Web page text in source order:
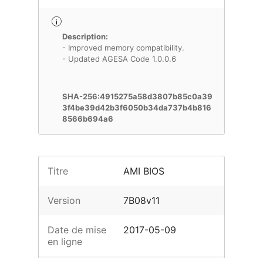
Description:
- Improved memory compatibility.
- Updated AGESA Code 1.0.0.6
SHA-256:4915275a58d3807b85c0a39
3f4be39d42b3f6050b34da737b4b816
8566b694a6
Titre AMI BIOS
Version 7B08v11
Date de mise
en ligne
2017-05-09